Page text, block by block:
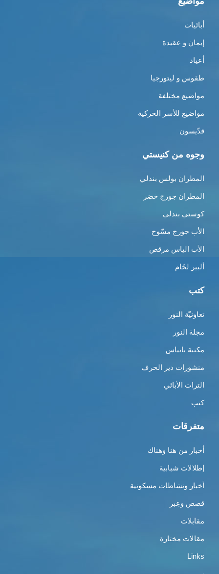
أبائيات
إيمان و عقيدة
أعياد
طقوس و ليتورجيا
مواضيع مختلفة
مواضيع للأسر الحركية
قدّيسون
وجوه من كنيستي
المطران بولس بندلي
المطران جورج خضر
كوستي بندلي
الأب جورج مسّوح
الأب الياس مرقص
ألبير لحّام
كتب
تعاونيّة النور
مجلة النور
مكتبة بانياس
منشورات دير الحرف
التراث الأبائي
كتب
متفرقات
أخبار من هنا وهناك
إطلالات شبابية
أخبار ونشاطات مسكونية
قصص وعِبر
مقابلات
مقالات مختارة
Links